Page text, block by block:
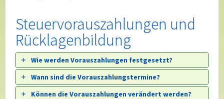
Steuervorauszahlungen und
Rücklagenbildung
Wie werden Vorauszahlungen festgesetzt?
Wann sind die Vorauszahlungstermine?
Können die Vorauszahlungen verändert werden?